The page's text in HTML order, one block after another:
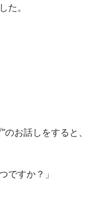
た。
お話しをすると、
ですか？」